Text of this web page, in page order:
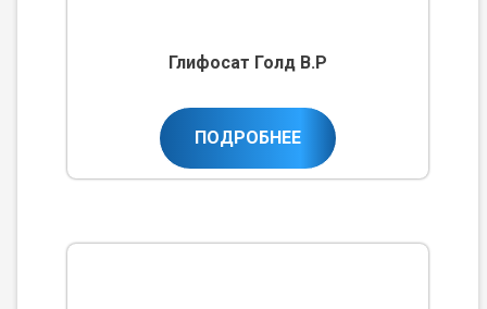
Глифосат Голд В.Р
ПОДРОБНЕЕ